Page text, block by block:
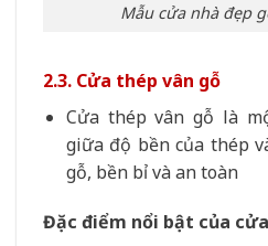
Mẫu cửa nhà đẹp
2.3. Cửa thép vân gỗ
Cửa thép vân gỗ là
giữa độ bền của thép
gỗ, bền bỉ và an toàn
Đặc điểm nổi bật của